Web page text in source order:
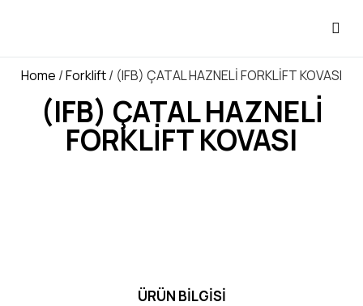
Home /Forklift/ (IFB) ÇATAL HAZNELİ FORKLİFT KOVASI
(IFB) ÇATAL HAZNELİ
FORKLİFT KOVASI
ÜRÜN BILGISI